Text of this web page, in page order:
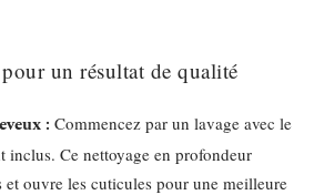
un résultat de qualité
: Commencez par un lavage avec le
inclus. Ce nettoyage en profondeur
et ouvre les cuticules pour une meilleure